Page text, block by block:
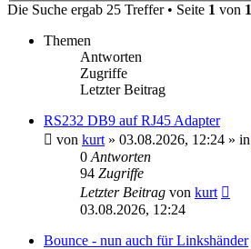
Die Suche ergab 25 Treffer • Seite 1 von 1
Themen
Antworten
Zugriffe
Letzter Beitrag
RS232 DB9 auf RJ45 Adapter
von kurt » 03.08.2026, 12:24 » in
0 Antworten
94 Zugriffe
Letzter Beitrag von kurt
03.08.2026, 12:24
Bounce - nun auch für Linkshänder